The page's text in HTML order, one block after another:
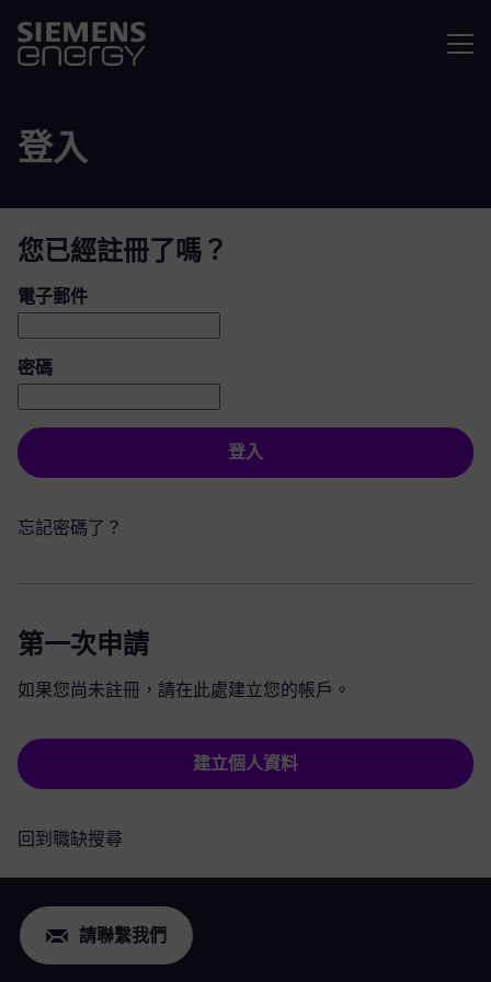
登入
您已經註冊了嗎？
登入：使用者和密碼
電子郵件
密碼
登入
忘記密碼了？
第一次申請
如果您尚未註冊，請在此處建立您的帳戶。
建立個人資料
回到職缺搜尋
請聯繫我們